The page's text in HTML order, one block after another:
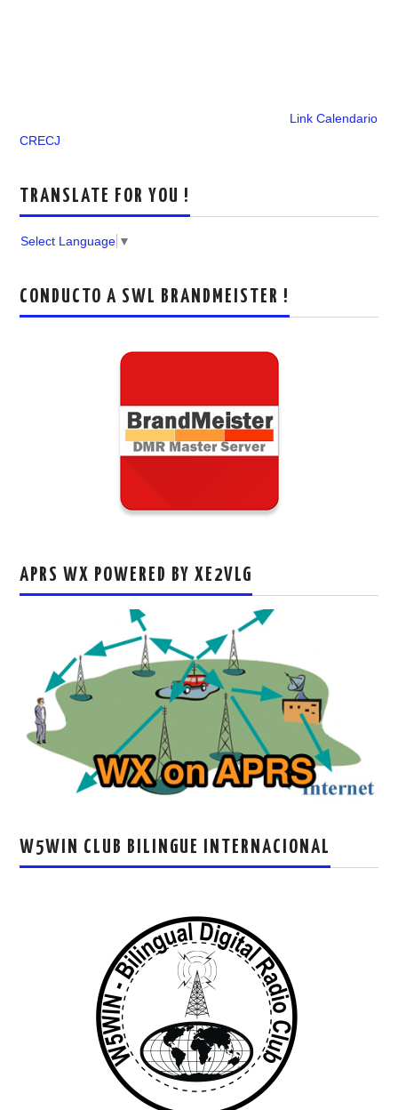
Link Calendario
CRECJ
TRANSLATE FOR YOU !
Select Language ▼
CONDUCTO A SWL BRANDMEISTER !
APRS WX POWERED BY XE2VLG
W5WIN CLUB BILINGUE INTERNACIONAL